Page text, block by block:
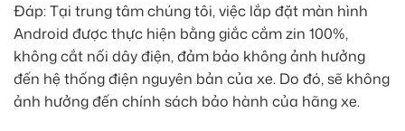
Đáp: Tại trung tâm chúng tôi, việc lắp đặt màn hình
Android được thực hiện bằng giắc cắm zin 100%,
không cắt nối dây điện, đảm bảo không ảnh hưởng
đến hệ thống điện nguyên bản của xe. Do đó, sẽ không
ảnh hưởng đến chính sách bảo hành của hãng xe.